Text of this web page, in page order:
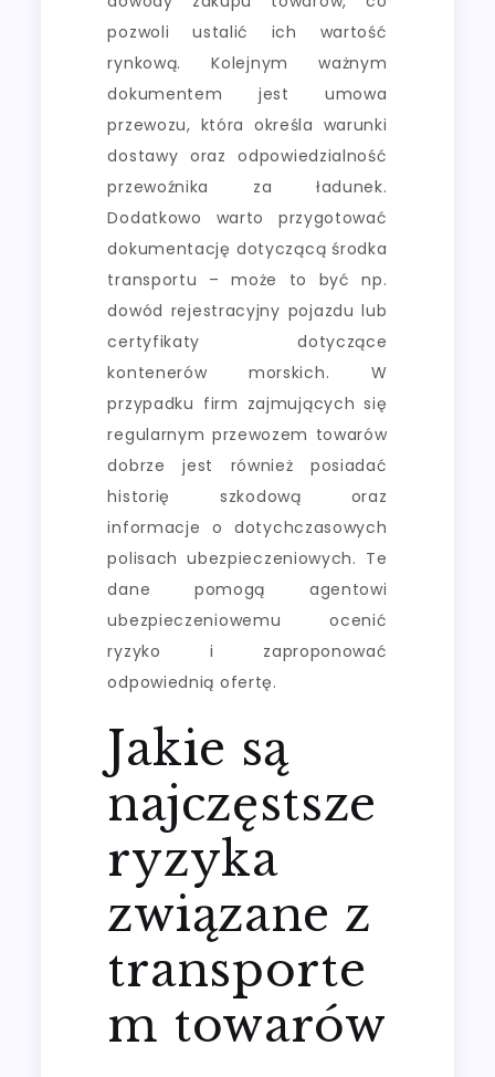
pozwoli ustalić ich wartość
rynkową. Kolejnym ważnym
dokumentem jest umowa
przewozu, która określa warunki
dostawy oraz odpowiedzialność
przewoźnika za ładunek.
Dodatkowo warto przygotować
dokumentację dotyczącą środka
transportu – może to być np.
dowód rejestracyjny pojazdu lub
certyfikaty dotyczące
kontenerów morskich. W
przypadku firm zajmujących się
regularnym przewozem towarów
dobrze jest również posiadać
historię szkodową oraz
informacje o dotychczasowych
polisach ubezpieczeniowych. Te
dane pomogą agentowi
ubezpieczeniowemu ocenić
ryzyko i zaproponować
odpowiednią ofertę.
Jakie są
najczęstsze
ryzyka
związane z
transporte
m towarów